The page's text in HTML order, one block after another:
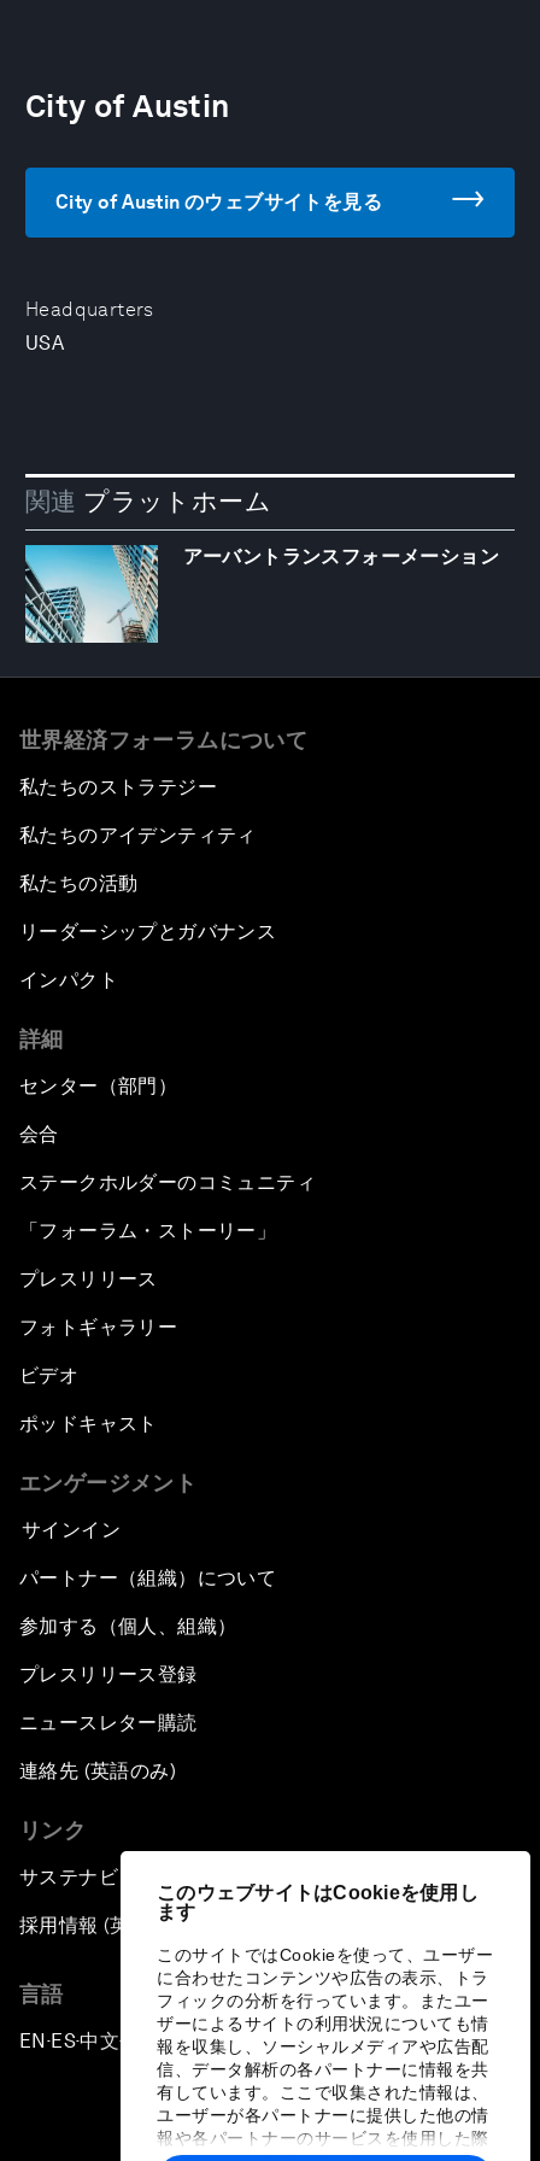
このウェブサイトはCookieを使用し
ます
このサイトではCookieを使って、ユーザー
に合わせたコンテンツや広告の表示、トラ
フィックの分析を行っています。またユー
ザーによるサイトの利用状況についても情
報を収集し、ソーシャルメディアや広告配
信、データ解析の各パートナーに情報を共
有しています。ここで収集された情報は、
ユーザーが各パートナーに提供した他の情
報や各パートナーのサービスを使用した際
Headquarters
USA
City of Austin
City of Austin のウェブサイトを見る
関連 プラットホーム
アーバントランスフォーメーション
世界経済フォーラムについて
私たちのストラテジー
私たちのアイデンティティ
私たちの活動
リーダーシップとガバナンス
インパクト
詳細
センター（部門）
会合
ステークホルダーのコミュニティ
「フォーラム・ストーリー」
プレスリリース
フォトギャラリー
ビデオ
ポッドキャスト
エンゲージメント
サインイン
パートナー（組織）について
参加する（個人、組織）
プレスリリース登録
ニュースレター購読
連絡先 (英語のみ)
リンク
サステナビリティへの取り組み
採用情報 (英語のみ)
言語
EN ▪ES▪中文▪ 日本語